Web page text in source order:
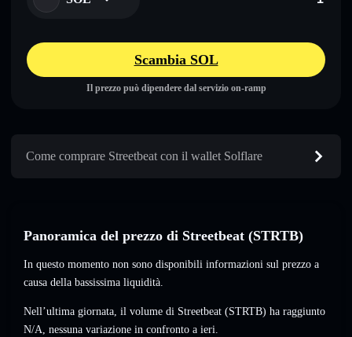
Scambia SOL
Il prezzo può dipendere dal servizio on-ramp
Come comprare Streetbeat con il wallet Solflare
Panoramica del prezzo di Streetbeat (STRTB)
In questo momento non sono disponibili informazioni sul prezzo a
causa della bassissima liquidità.
Nell’ultima giornata, il volume di Streetbeat (STRTB) ha raggiunto
N/A, nessuna variazione in confronto a ieri.